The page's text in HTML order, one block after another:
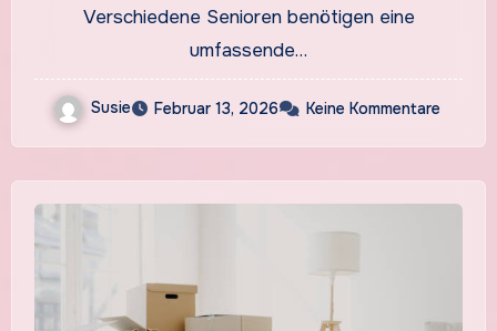
Verschiedene Senioren benötigen eine
umfassende…
Susie Februar 13, 2026 Keine Kommentare